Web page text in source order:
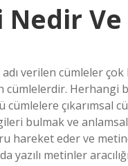
Nedir
adı verilen cümleler
Herhangi
çıkarımsal
bulmak ve
hareket eder ve
yazılı metinler